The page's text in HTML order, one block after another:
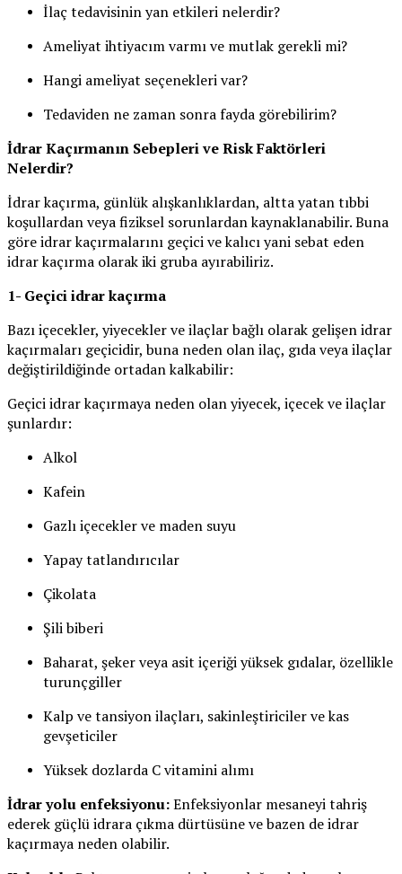
İlaç tedavisinin yan etkileri nelerdir?
Ameliyat ihtiyacım varmı ve mutlak gerekli mi?
Hangi ameliyat seçenekleri var?
Tedaviden ne zaman sonra fayda görebilirim?
İdrar Kaçırmanın Sebepleri ve Risk Faktörleri
Nelerdir?
İdrar kaçırma, günlük alışkanlıklardan, altta yatan tıbbi
koşullardan veya fiziksel sorunlardan kaynaklanabilir. Buna
göre idrar kaçırmalarını geçici ve kalıcı yani sebat eden
idrar kaçırma olarak iki gruba ayırabiliriz.
1- Geçici idrar kaçırma
Bazı içecekler, yiyecekler ve ilaçlar bağlı olarak gelişen idrar
kaçırmaları geçicidir, buna neden olan ilaç, gıda veya ilaçlar
değiştirildiğinde ortadan kalkabilir:
Geçici idrar kaçırmaya neden olan yiyecek, içecek ve ilaçlar
şunlardır:
Alkol
Kafein
Gazlı içecekler ve maden suyu
Yapay tatlandırıcılar
Çikolata
Şili biberi
Baharat, şeker veya asit içeriği yüksek gıdalar, özellikle
turunçgiller
Kalp ve tansiyon ilaçları, sakinleştiriciler ve kas
gevşeticiler
Yüksek dozlarda C vitamini alımı
İdrar yolu enfeksiyonu:Enfeksiyonlar mesaneyi tahriş
ederek güçlü idrara çıkma dürtüsüne ve bazen de idrar
kaçırmaya neden olabilir.